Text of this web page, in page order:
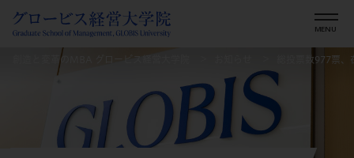
創造と変革のMBA グロービス経営大学院 総投票数977票